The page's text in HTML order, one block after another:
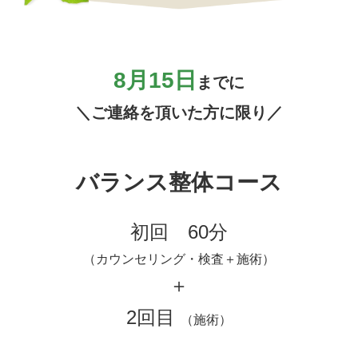
8月15 日 までに
＼ご連絡を頂いた方に限り／
バランス整体コース
初回 60分
（カウンセリング・検査＋施術）
＋
2回目
（施術）